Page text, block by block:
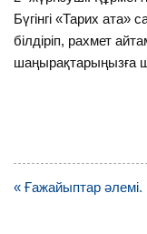
Бүгінгі «Тарих
білдіріп, рахмет
шаңырақтарыңызға
Навигация
« Ғажайыптар әлемі.